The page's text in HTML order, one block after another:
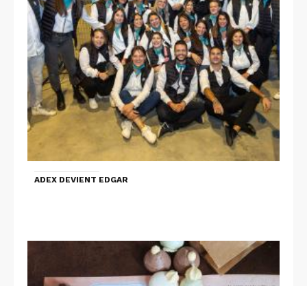
ADEX DEVIENT EDGAR